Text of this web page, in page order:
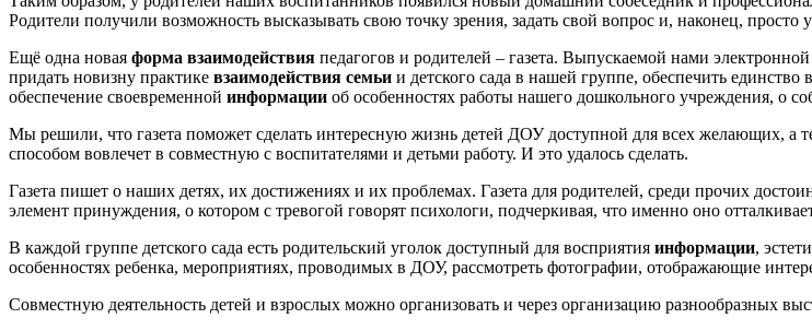
Родители получили возможность высказывать свою точку зрения, задать свой вопрос и, наконец, просто
Ещё одна новая форма взаимодействия педагогов и родителей – газета. Выпускаемой нами
придать новизну практике взаимодействия семьи и детского сада в нашей группе, обеспечить единство
обеспечение своевременной информации об особенностях работы нашего дошкольного учреждения, о
Мы решили, что газета поможет сделать интересную жизнь детей ДОУ доступной для всех желающих, а
способом вовлечет в совместную с воспитателями и детьми работу. И это удалось сделать.
Газета пишет о наших детях, их достижениях и их проблемах. Газета для родителей, среди прочих
элемент принуждения, о котором с тревогой говорят психологи, подчеркивая, что именно оно
В каждой группе детского сада есть родительский уголок доступный для восприятия информации,
особенностях ребенка, мероприятиях, проводимых в ДОУ, рассмотреть фотографии, отображающие
Совместную деятельность детей и взрослых можно организовать и через организацию разнообразных